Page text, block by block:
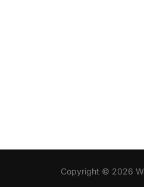
Copyright © 2026